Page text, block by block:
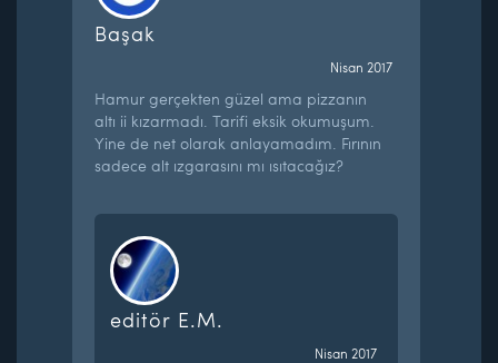
Başak
Nisan 2017
Hamur gerçekten güzel ama pizzanın
altı ii kızarmadı. Tarifi eksik okumuşum.
Yine de net olarak anlayamadım. Fırının
sadece alt ızgarasını mı ısıtacağız?
editör E.M.
Nisan 2017